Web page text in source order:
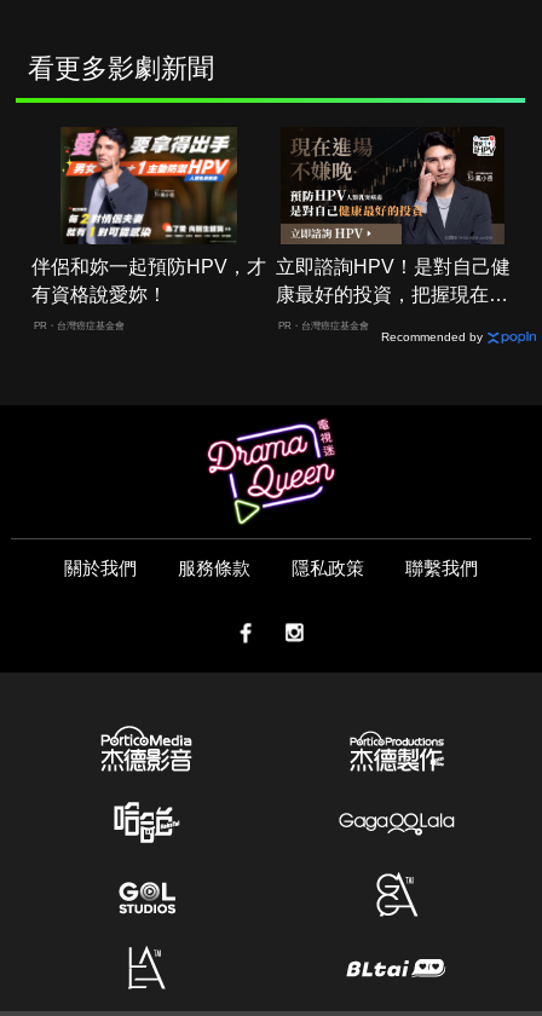
看更多影劇新聞
伴侶和妳一起預防HPV，才
有資格說愛妳！
PR・台灣癌症基金會
立即諮詢HPV！是對自己健
康最好的投資，把握現在不
嫌晚！
PR・台灣癌症基金會
Recommended by
關於我們 服務條款 隱私政策 聯繫我們